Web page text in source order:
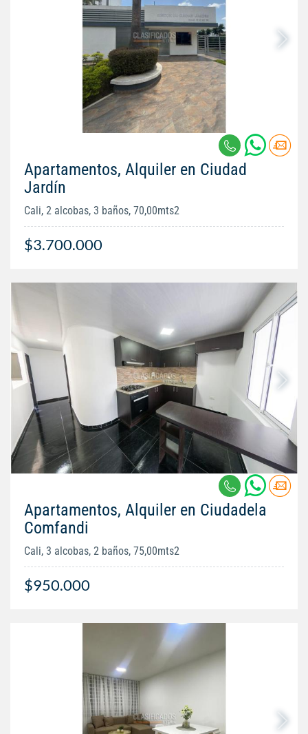
Apartamentos, Alquiler en Ciudad
Jardín
Cali, 2 alcobas, 3 baños, 70,00mts2
$3.700.000
Apartamentos, Alquiler en Ciudadela
Comfandi
Cali, 3 alcobas, 2 baños, 75,00mts2
$950.000